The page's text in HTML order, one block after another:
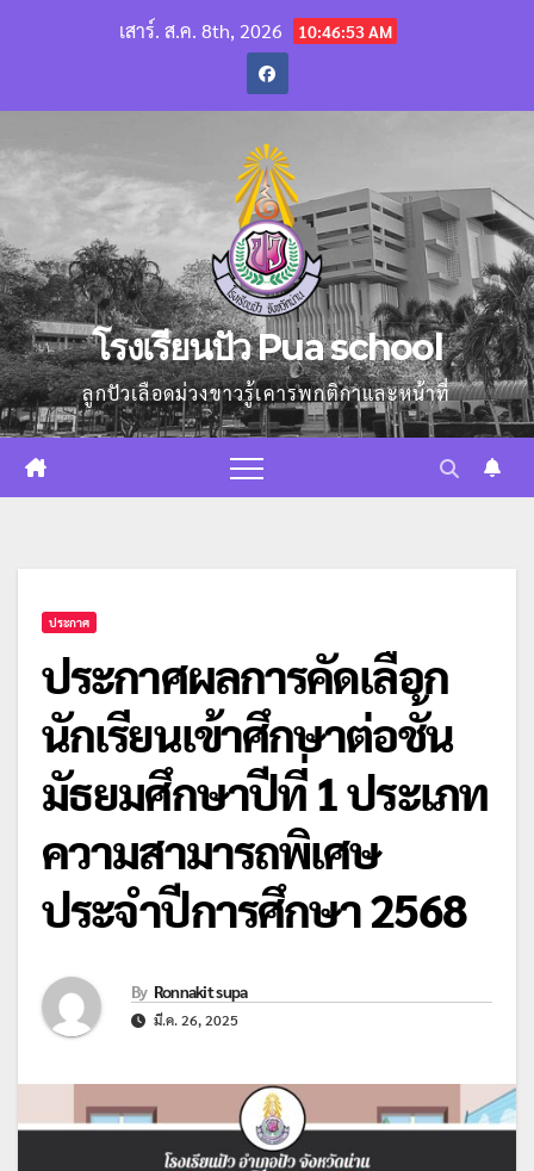
เสาร์. ส.ค. 8th, 2026 10:46:54 AM
โรงเรียนปัว Pua school
ลูกปัวเลือดม่วงขาวรู้เคารพกติกาและหน้าที่
ประกาศ
ประกาศผลการคัดเลือก
นักเรียนเข้าศึกษาต่อชั้น
มัธยมศึกษาปีที่ 1 ประเภท
ความสามารถพิเศษ
ประจำปีการศึกษา 2568
By Ronnakit supa
มี.ค. 26, 2025